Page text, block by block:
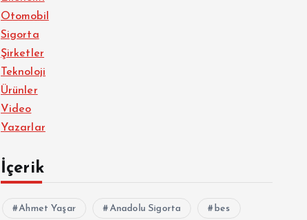
Otomobil
Sigorta
Şirketler
Teknoloji
Ürünler
Video
Yazarlar
İçerik
Ahmet Yaşar Anadolu Sigorta bes